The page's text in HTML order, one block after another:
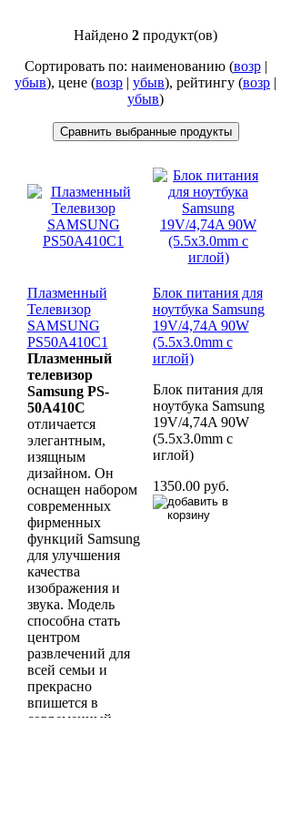
Найдено 2 продукт(ов)
Сортировать по: наименованию (возр|
убыв), цене (возр | убыв), рейтингу (возр |
убыв)
Плазменный
Телевизор
SAMSUNG
PS50A410C1
Плазменный
телевизор
Samsung PS-
50A410C
отличается
элегантным,
изящным
дизайном. Он
оснащен набором
современных
фирменных
функций Samsung
для улучшения
качества
изображения и
звука. Модель
способна стать
центром
развлечений для
всей семьи и
прекрасно
впишется в
современный
Блок питания для
ноутбука Samsung
19V/4,74A 90W
(5.5х3.0mm с
иглой)
Блок питания для
ноутбука Samsung
19V/4,74A 90W
(5.5х3.0mm с
иглой)
1350.00 руб.